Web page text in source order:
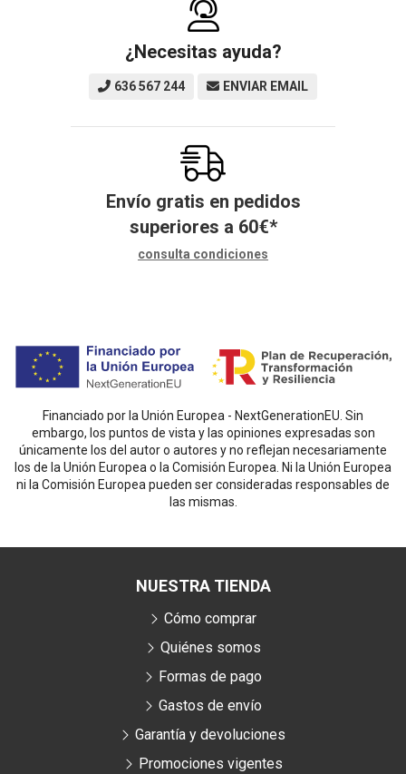
¿Necesitas ayuda?
636 567 244 ENVIAR EMAIL
Envío gratis en pedidos
superiores a 60€*
consulta condiciones
Financiado por la Unión Europea - NextGenerationEU. Sin
embargo, los puntos de vista y las opiniones expresadas son
únicamente los del autor o autores y no reflejan necesariamente
los de la Unión Europea o la Comisión Europea. Ni la Unión Europea
ni la Comisión Europea pueden ser consideradas responsables de
las mismas.
NUESTRA TIENDA
Cómo comprar
Quiénes somos
Formas de pago
Gastos de envío
Garantía y devoluciones
Promociones vigentes